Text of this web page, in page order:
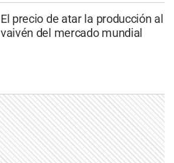
El precio de atar la producción al
vaivén del mercado mundial